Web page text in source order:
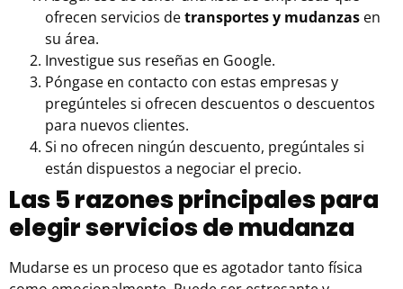
ofrecen servicios detransportes y mudanzas en
su área.
Investigue sus reseñas en Google.
Póngase en contacto con estas empresas y
pregúnteles si ofrecen descuentos o descuentos
para nuevos clientes.
Si no ofrecen ningún descuento, pregúntales si
están dispuestos a negociar el precio.
Las 5 razones principales para
elegir servicios de mudanza
Mudarse es un proceso que es agotador tanto física